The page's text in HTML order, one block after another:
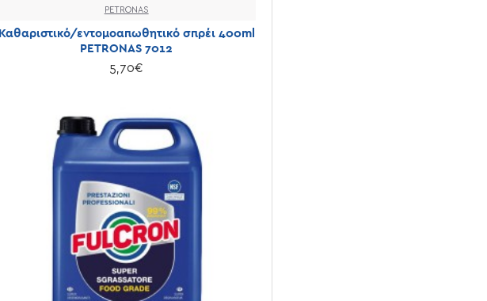
PETRONAS
Καθαριστικό/εντομοαπωθητικό σπρέι 400ml
PETRONAS 7012
5,70€